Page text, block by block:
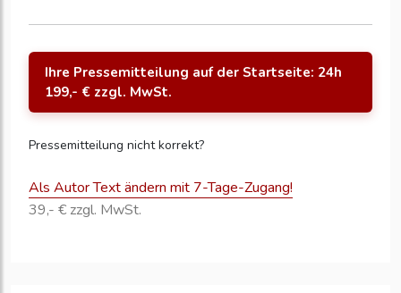
Ihre Pressemitteilung auf der Startseite: 24h
199,- € zzgl. MwSt.
Pressemitteilung nicht korrekt?
Als Autor Text ändern mit 7-Tage-Zugang!
39,- € zzgl. MwSt.